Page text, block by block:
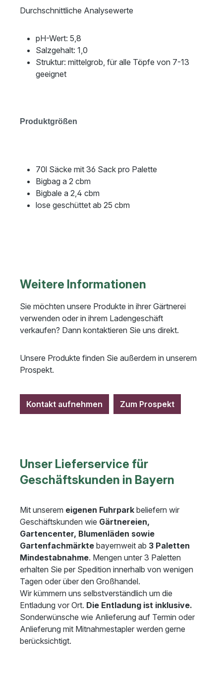
Durchschnittliche Analysewerte
pH-Wert: 5,8
Salzgehalt: 1,0
Struktur: mittelgrob, für alle Töpfe von 7-13
geeignet
Produktgrößen
70l Säcke mit 36 Sack pro Palette
Bigbag a 2 cbm
Bigbale a 2,4 cbm
lose geschüttet ab 25 cbm
Weitere Informationen
Sie möchten unsere Produkte in ihrer Gärtnerei
verwenden oder in ihrem Ladengeschäft
verkaufen? Dann kontaktieren Sie uns direkt.
Unsere Produkte finden Sie außerdem in unserem
Prospekt.
Kontakt aufnehmen Zum Prospekt
Unser Lieferservice für
Geschäftskunden in Bayern
Mit unserem eigenen Fuhrpark beliefern wir
Geschäftskunden wie Gärtnereien,
Gartencenter, Blumenläden sowie
Gartenfachmärkte bayernweit ab 3 Paletten
Mindestabnahme. Mengen unter 3 Paletten
erhalten Sie per Spedition innerhalb von wenigen
Tagen oder über den Großhandel.
Wir kümmern uns selbstverständlich um die
Entladung vor Ort. Die Entladung ist inklusive.
Sonderwünsche wie Anlieferung auf Termin oder
Anlieferung mit Mitnahmestapler werden gerne
berücksichtigt.